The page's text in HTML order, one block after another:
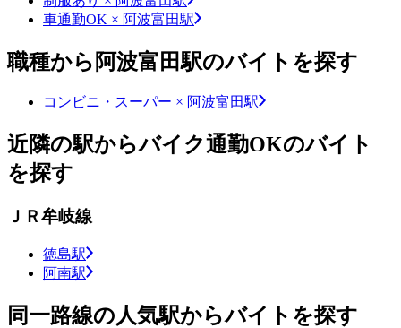
車通勤OK × 阿波富田駅
職種から阿波富田駅のバイトを探す
コンビニ・スーパー × 阿波富田駅
近隣の駅からバイク通勤OKのバイト
を探す
ＪＲ牟岐線
徳島駅
阿南駅
同一路線の人気駅からバイトを探す